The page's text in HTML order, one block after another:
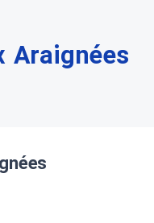
Araignées